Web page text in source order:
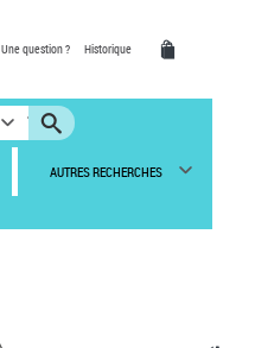
Une question ? Historique
AUTRES RECHERCHES